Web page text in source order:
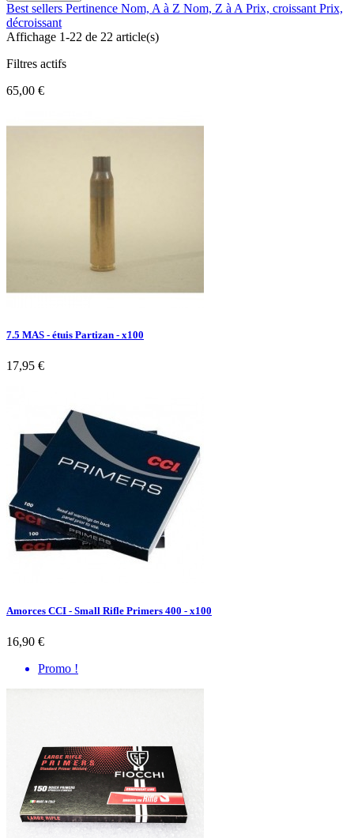
Best sellers Pertinence Nom, A à Z Nom, Z à A Prix, croissant Prix,
décroissant
Affichage 1-22 de 22 article(s)
Filtres actifs
65,00 €
7.5 MAS - étuis Partizan - x100
17,95 €
Amorces CCI - Small Rifle Primers 400 - x100
16,90 €
Promo !